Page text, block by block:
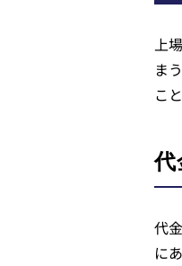
上
ま
こ
代
代
に